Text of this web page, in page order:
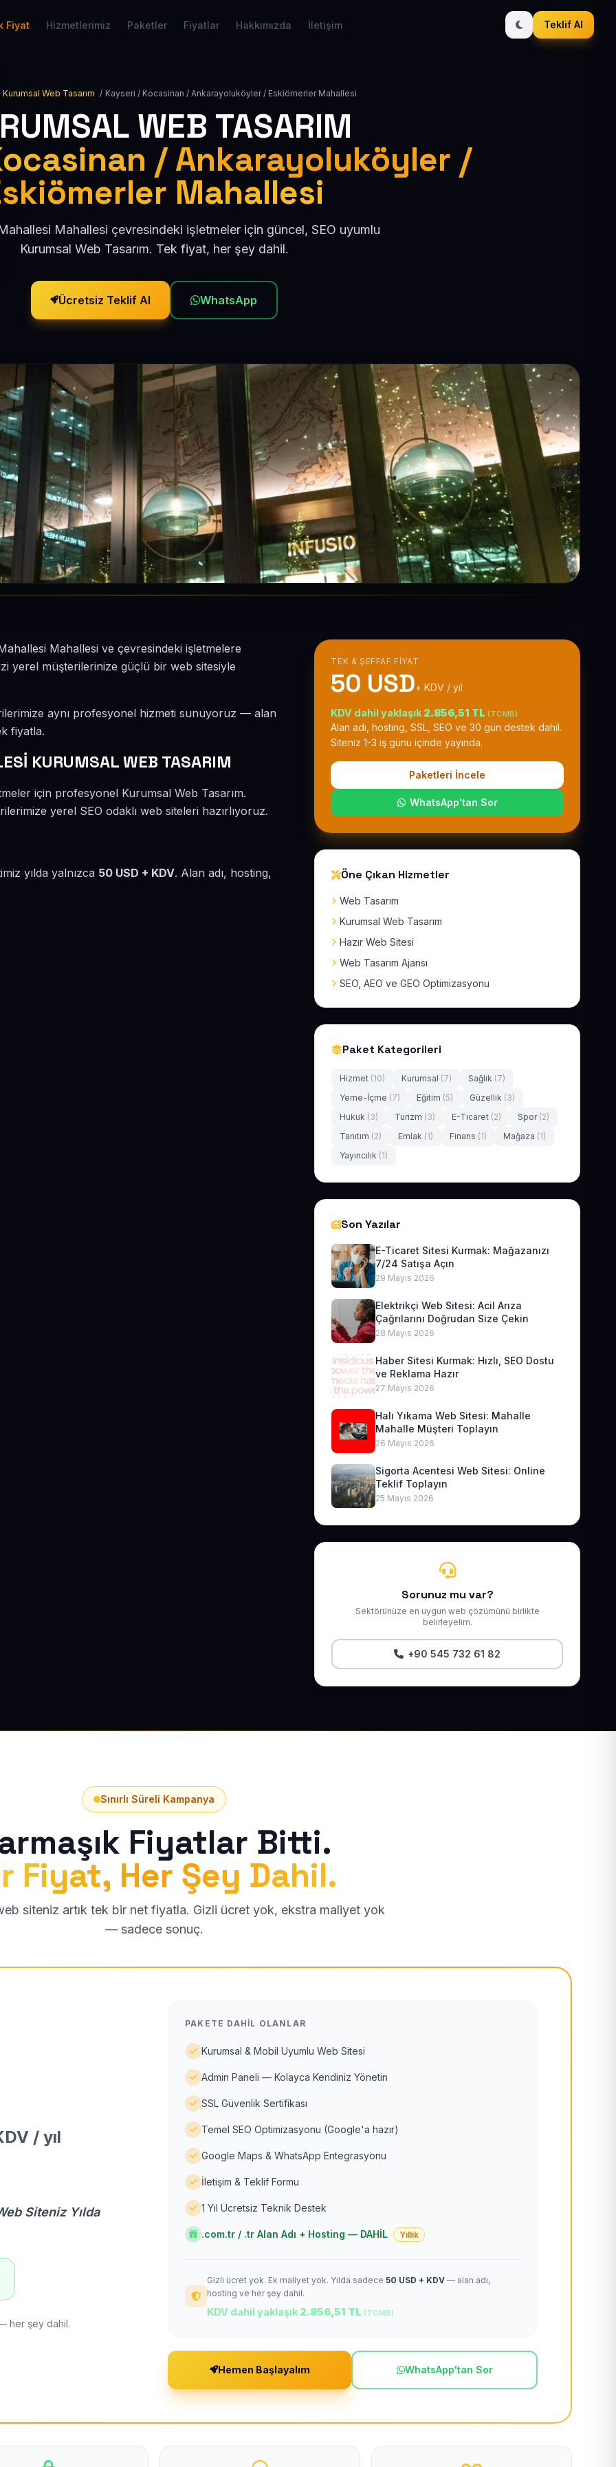
Fiyat Hizmetlerimiz Paketler Fiyatlar Hakkımızda İletişim Teklif Al
Kurumsal Web Tasarım / Kayseri / Kocasinan / Ankarayoluköyler / Eskiömerler Mahallesi
WEB TASARIM
/ Ankarayoluköyler /
Mahallesi
Mahallesi çevresindeki işletmeler için güncel, SEO uyumlu
Kurumsal Web Tasarım. Tek fiyat, her şey dahil.
Ücretsiz Teklif Al WhatsApp
Mahallesi ve çevresindeki işletmelere
yerel müşterilerinize güçlü bir web sitesiyle
aynı profesyonel hizmeti sunuyoruz — alan
fiyatla.
KURUMSAL WEB TASARIM
için profesyonel Kurumsal Web Tasarım.
yerel SEO odaklı web siteleri hazırlıyoruz.
yılda yalnızca 50 USD + KDV. Alan adı, hosting,
TEK & ŞEFFAF FIYAT
50 USD+ KDV / yıl
KDV dahil yaklaşık 2.856,51 TL (TCMB)
Alan adı, hosting, SSL, SEO ve 30 gün destek dahil.
Siteniz 1-3 iş günü içinde yayında.
Paketleri İncele
WhatsApp'tan Sor
Öne Çıkan Hizmetler
Web Tasarım
Kurumsal Web Tasarım
Hazır Web Sitesi
Web Tasarım Ajansı
SEO, AEO ve GEO Optimizasyonu
Paket Kategorileri
Hizmet (10) Kurumsal (7) Sağlık (7)
Yeme-İçme (7) Eğitim (5) Güzellik (3)
Hukuk (3) Turizm (3) E-Ticaret (2) Spor (2)
Tanıtım (2) Emlak (1) Finans (1) Mağaza (1)
Yayıncılık (1)
Son Yazılar
E-Ticaret Sitesi Kurmak: Mağazanızı
7/24 Satışa Açın
29 Mayıs 2026
Elektrikçi Web Sitesi: Acil Arıza
Çağrılarını Doğrudan Size Çekin
28 Mayıs 2026
Haber Sitesi Kurmak: Hızlı, SEO Dostu
ve Reklama Hazır
27 Mayıs 2026
Halı Yıkama Web Sitesi: Mahalle
Mahalle Müşteri Toplayın
26 Mayıs 2026
Sigorta Acentesi Web Sitesi: Online
Teklif Toplayın
25 Mayıs 2026
Sorunuz mu var?
Sektörünüze en uygun web çözümünü birlikte
belirleyelim.
+90 545 732 61 82
Sınırlı Süreli Kampanya
Fiyatlar Bitti.
Fiyat, Her Şey Dahil.
siteniz artık tek bir net fiyatla. Gizli ücret yok, ekstra maliyet yok
— sadece sonuç.
/ yıl
Siteniz Yılda
her şey dahil.
PAKETE DAHIL OLANLAR
Kurumsal & Mobil Uyumlu Web Sitesi
Admin Paneli — Kolayca Kendiniz Yönetin
SSL Güvenlik Sertifikası
Temel SEO Optimizasyonu (Google'a hazır)
Google Maps & WhatsApp Entegrasyonu
İletişim & Teklif Formu
1 Yıl Ücretsiz Teknik Destek
.com.tr / .tr Alan Adı + Hosting — DAHİL Yıllık
Gizli ücret yok. Ek maliyet yok. Yılda sadece 50 USD + KDV — alan adı,
hosting ve her şey dahil.
KDV dahil yaklaşık 2.856,51 TL (TCMB)
Hemen Başlayalım WhatsApp'tan Sor